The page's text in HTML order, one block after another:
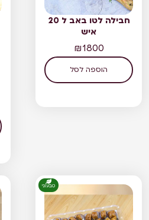
חבילה לטו באב ל 20
איש
₪1800
הוספה לסל
טבעוני